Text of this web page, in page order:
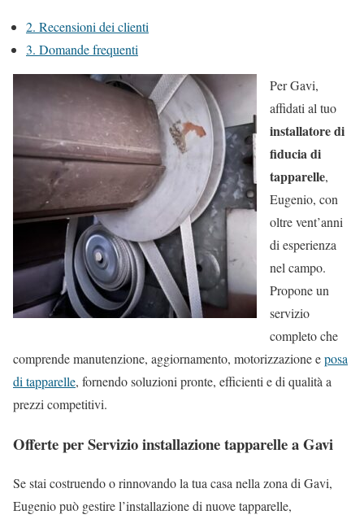
2. Recensioni dei clienti
3. Domande frequenti
Per Gavi,
affidati al tuo
installatore di
fiducia di
tapparelle,
Eugenio, con
oltre vent’anni
di esperienza
nel campo.
Propone un
servizio
completo che
comprende manutenzione, aggiornamento, motorizzazione eposa
di tapparelle, fornendo soluzioni pronte, efficienti e di qualità a
prezzi competitivi.
Offerte per Servizio installazione tapparelle a Gavi
Se stai costruendo o rinnovando la tua casa nella zona di Gavi,
Eugenio può gestire l’installazione di nuove tapparelle,